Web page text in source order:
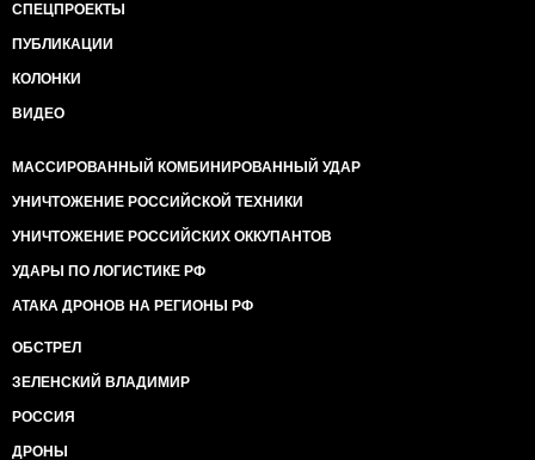
СПЕЦПРОЕКТЫ
ПУБЛИКАЦИИ
КОЛОНКИ
ВИДЕО
МАССИРОВАННЫЙ КОМБИНИРОВАННЫЙ УДАР
УНИЧТОЖЕНИЕ РОССИЙСКОЙ ТЕХНИКИ
УНИЧТОЖЕНИЕ РОССИЙСКИХ ОККУПАНТОВ
УДАРЫ ПО ЛОГИСТИКЕ РФ
АТАКА ДРОНОВ НА РЕГИОНЫ РФ
ОБСТРЕЛ
ЗЕЛЕНСКИЙ ВЛАДИМИР
РОССИЯ
ДРОНЫ